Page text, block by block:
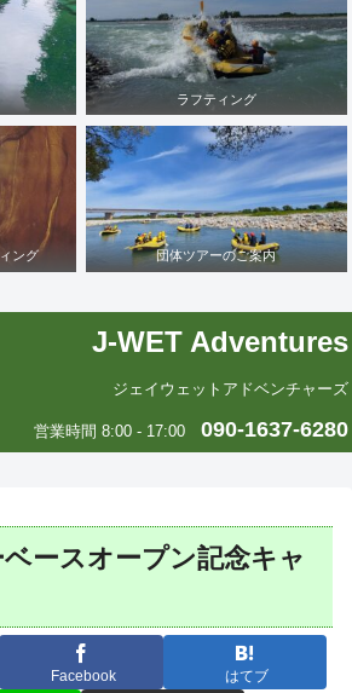
ラフティング
ング 団体ツアーのご案内
J-WET Adventures
ジェイウェットアドベンチャーズ
営業時間 8:00 - 17:00 090-1637-6280
ースオープン記念キャ
Facebook はてブ